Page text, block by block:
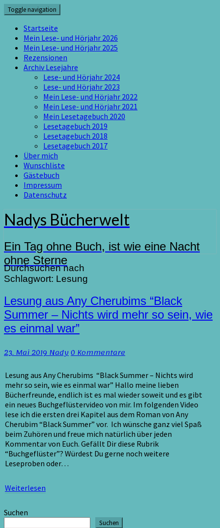
Skip
to
content
Toggle navigation
Startseite
Mein Lese- und Hörjahr 2026
Mein Lese- und Hörjahr 2025
Rezensionen
Archiv Lesejahre
Lese- und Hörjahr 2024
Lese- und Hörjahr 2023
Mein Lese- und Hörjahr 2022
Mein Lese- und Hörjahr 2021
Mein Lesetagebuch 2020
Lesetagebuch 2019
Lesetagebuch 2018
Lesetagebuch 2017
Über mich
Wunschliste
Gästebuch
Impressum
Datenschutz
Nadys Bücherwelt
Ein Tag ohne Buch, ist wie eine Nacht
ohne Sterne
Durchsuchen nach
Schlagwort: Lesung
Lesung
aus
Any
Cherubims
Summer
–
wird
mehr
so
sein,
wie
es
einmal
war”
Lesung aus Any Cherubims “Black
Summer – Nichts wird mehr so sein, wie
es einmal war”
23. Mai 2019NadyKommentare
0 Kommentare
Lesung aus Any Cherubims “Black Summer – Nichts wird
mehr so sein, wie es einmal war” Hallo meine lieben
Bücherfreunde, endlich ist es mal wieder soweit und es gibt
ein neues Buchgeflüstervideo von mir. Im folgenden Video
lese ich die ersten drei Kapitel aus dem Roman von Any
Cherubim “Black Summer” vor. Ich wünsche ganz viel Spaß
beim Zuhören und freue mich natürlich über jeden
Kommentar von Euch. Gefällt Dir diese Rubrik
“Buchgeflüster”? Würdest Du gerne noch weitere
Leseproben oder…
Weiterlesen
Suchen
Suchen